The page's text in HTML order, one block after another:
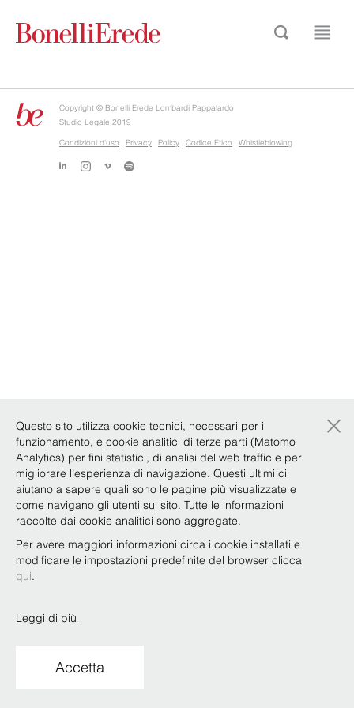
Copyright © Bonelli Erede Lombardi Pappalardo
Studio Legale 2019
Condizioni d'uso
Privacy Policy Codice Etico Whistleblowing
Questo sito utilizza cookie tecnici, necessari per il
funzionamento, e cookie analitici di terze parti (Matomo
Analytics) per fini statistici, di analisi del web traffic e per
migliorare l’esperienza di navigazione. Questi ultimi ci
aiutano a sapere quali sono le pagine più visualizzate e
come navigano gli utenti sul sito. Tutte le informazioni
raccolte dai cookie analitici sono aggregate.
Per avere maggiori informazioni circa i cookie installati e
modificare le impostazioni predefinite del browser clicca
qui.
Leggi di più
Accetta
×